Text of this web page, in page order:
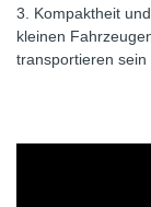
3. Kompaktheit
kleinen
transportieren sein